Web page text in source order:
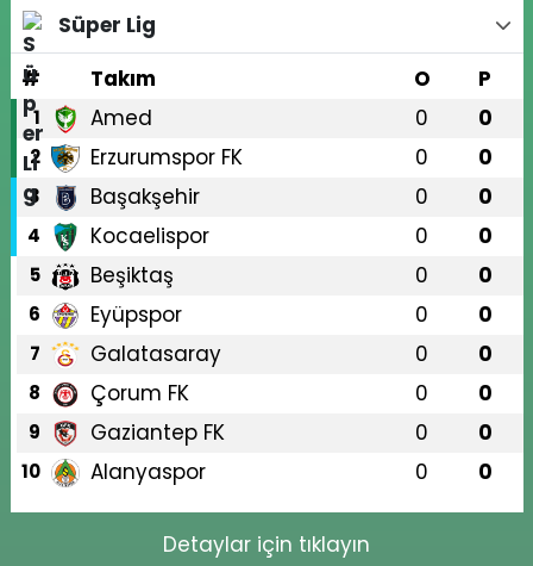
Süper Lig
#
Takım O P
1 Amed 0 0
2 Erzurumspor FK 0 0
3 Başakşehir 0 0
4 Kocaelispor 0 0
5 Beşiktaş 0 0
6 Eyüpspor 0 0
7 Galatasaray 0 0
8 Çorum FK 0 0
9 Gaziantep FK 0 0
10 Alanyaspor 0 0
Detaylar için tıklayın